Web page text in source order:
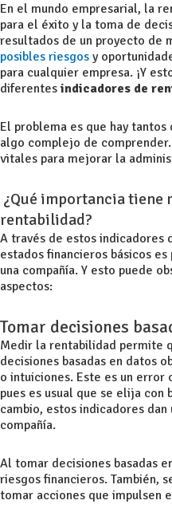
En el mundo empresarial, la
para el éxito y la toma de
resultados de un proyecto de
posibles riesgos y
para cualquier empresa. ¡Y
diferentes indicadores de
El problema es que hay
algo complejo de
vitales para mejorar la
¿Qué importancia tiene
rentabilidad?
A través de estos indicadores
estados financieros básicos es
una compañía. Y esto puede
aspectos:
Tomar decisiones
Medir la rentabilidad permite
decisiones basadas en datos
o intuiciones. Este es un error
pues es usual que se elija con
cambio, estos indicadores
compañía.
Al tomar decisiones basadas
riesgos financieros. También,
tomar acciones que impulsen